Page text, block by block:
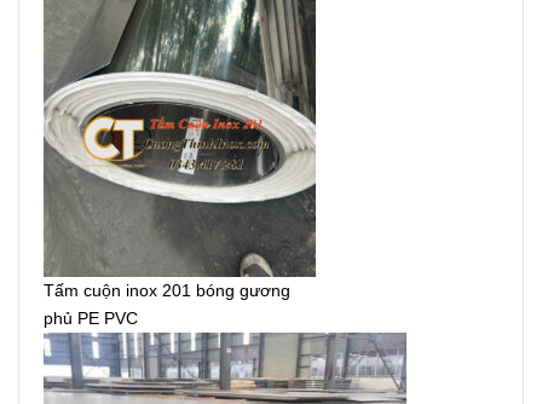
Tấm cuộn inox 201 bóng gương
phủ PE PVC